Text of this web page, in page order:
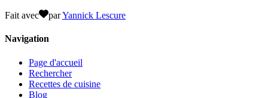
Fait avec parYannick Lescure
Navigation
Page d'accueil
Rechercher
Recettes de cuisine
Blog